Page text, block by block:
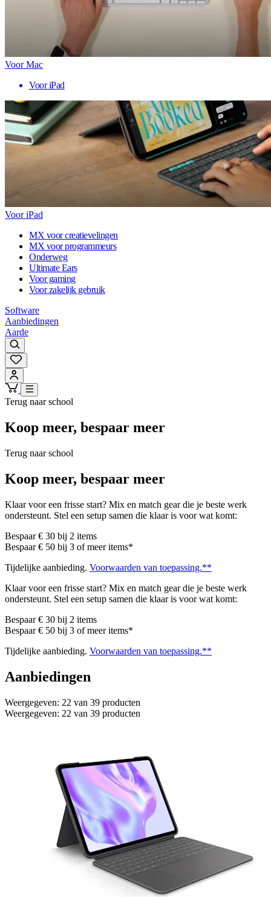
Voor Mac
Voor iPad
Voor iPad
MX voor creatievelingen
MX voor programmeurs
Onderweg
Ultimate Ears
Voor gaming
Voor zakelijk gebruik
Software
Aanbiedingen
Aarde
Terug naar school
Koop meer, bespaar meer
Terug naar school
Koop meer, bespaar meer
Klaar voor een frisse start? Mix en match gear die je beste werk
ondersteunt. Stel een setup samen die klaar is voor wat komt:
Bespaar € 30 bij 2 items
Bespaar € 50 bij 3 of meer items*
Tijdelijke aanbieding. Voorwaarden van toepassing.**
Klaar voor een frisse start? Mix en match gear die je beste werk
ondersteunt. Stel een setup samen die klaar is voor wat komt:
Bespaar € 30 bij 2 items
Bespaar € 50 bij 3 of meer items*
Tijdelijke aanbieding. Voorwaarden van toepassing.**
Aanbiedingen
Weergegeven: 22 van 39 producten
Weergegeven: 22 van 39 producten